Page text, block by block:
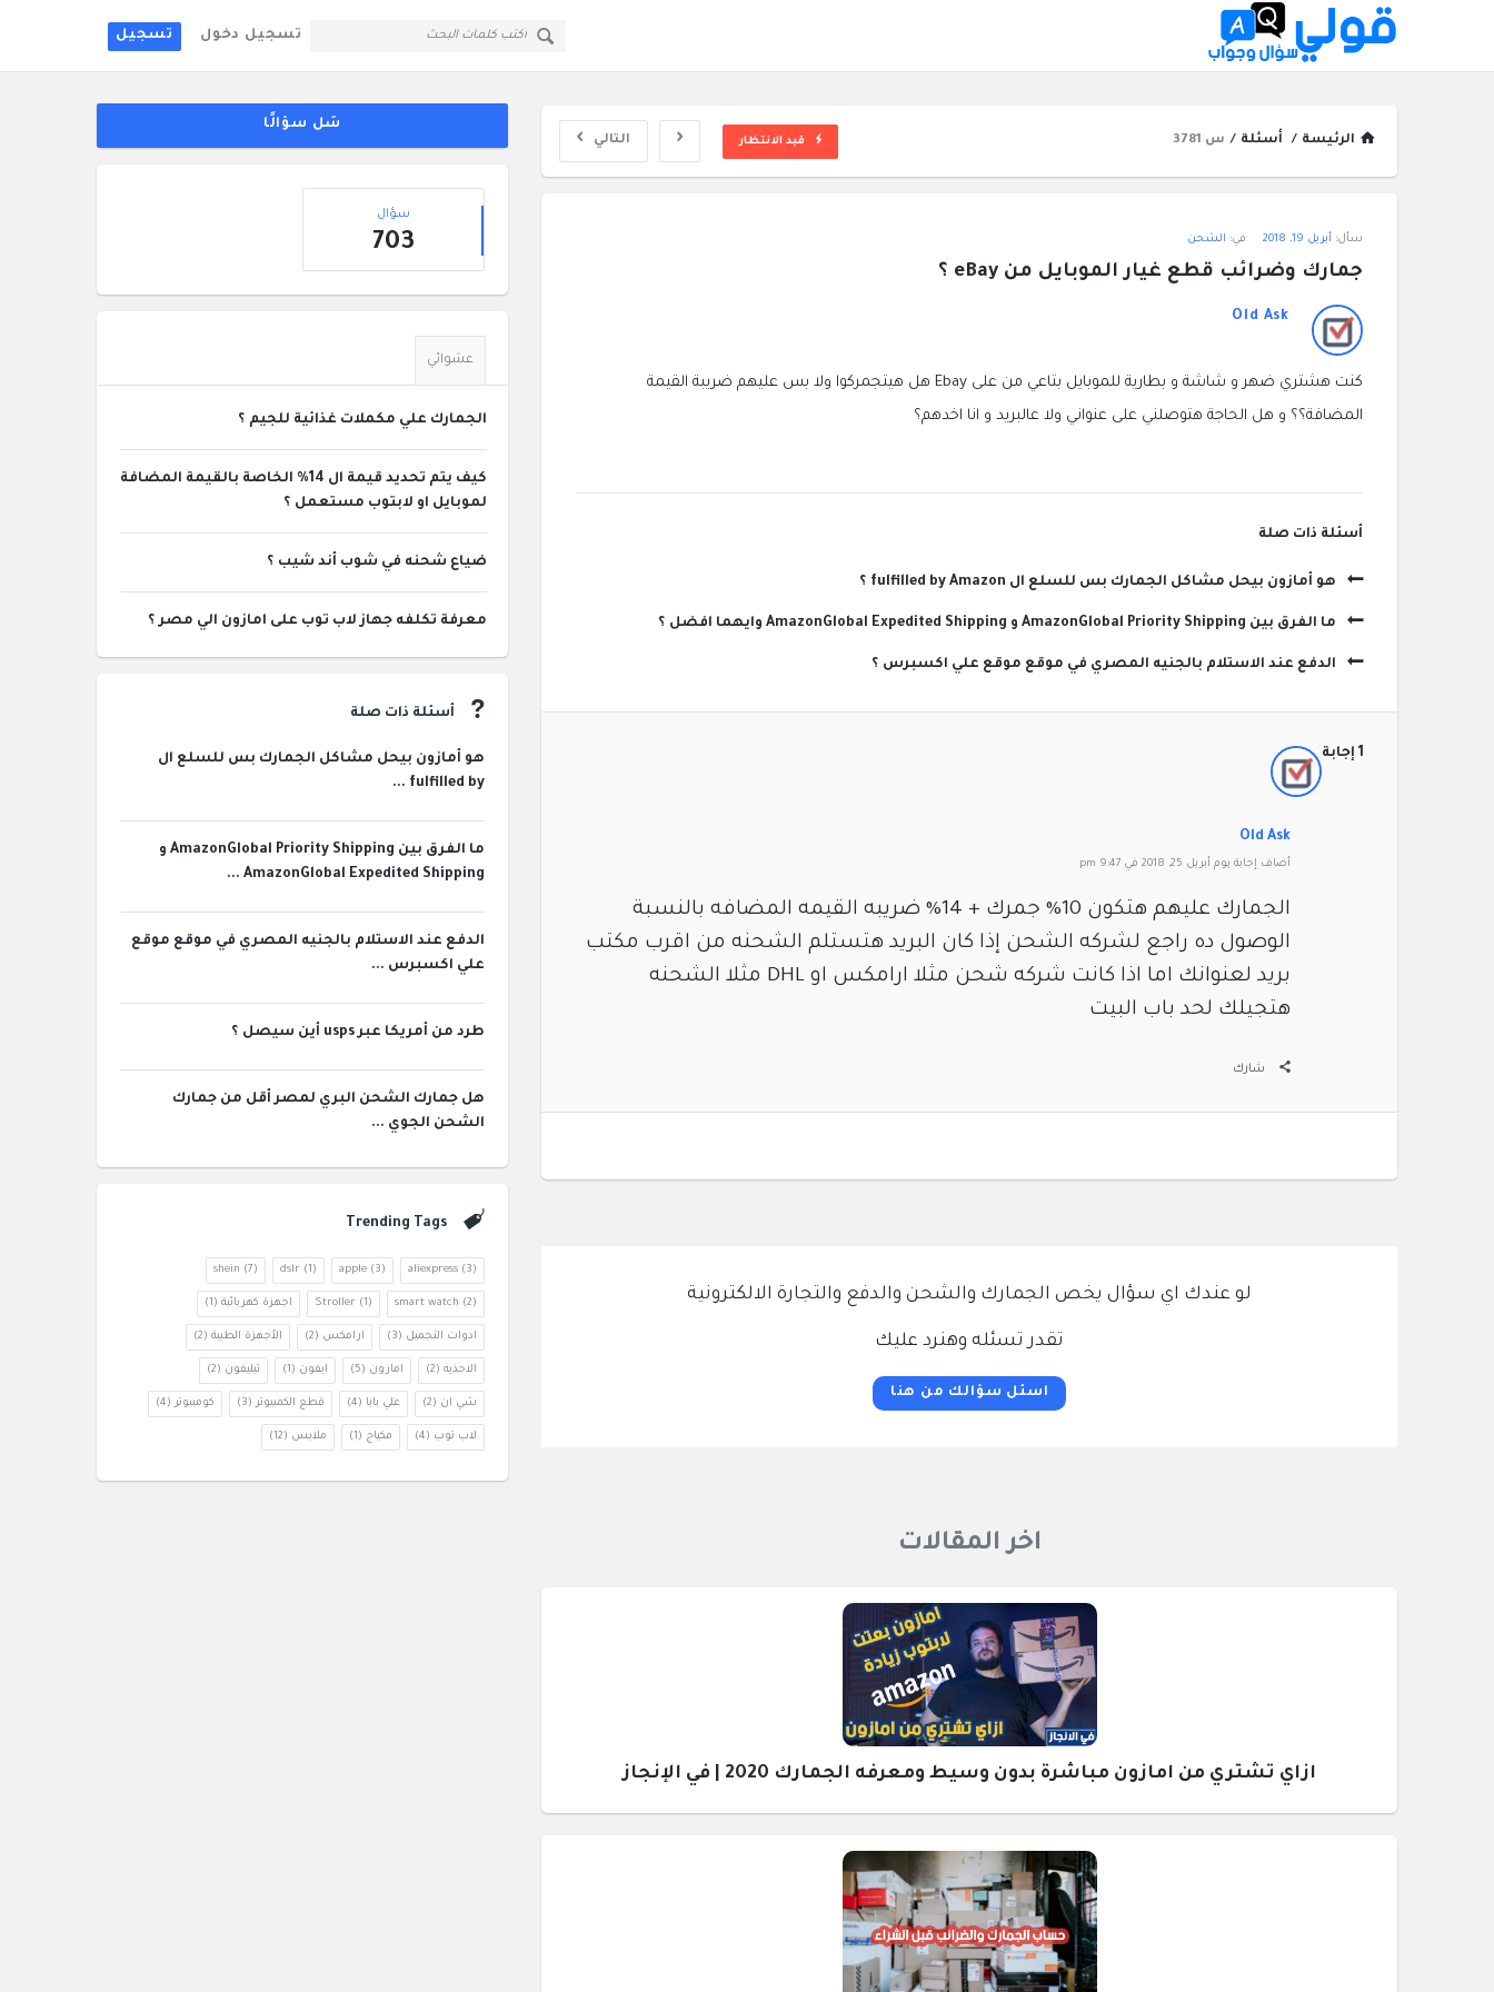
تسجيل دخول تسجيل
قولي
سؤال
وجواب
القائمة
الرئيسة / أسئلة / س 3781 التالي قيد الانتظار
سؤال
وجواب
الاحدث
أسئلة
سأل: أبريل 19, 2018 في: الشحن
جمارك وضرائب قطع غيار الموبايل من eBay ؟
Old Ask
كنت هشتري ضهر و شاشة و بطارية للموبايل بتاعي من على Ebay هل هيتجمركوا ولا بس عليهم ضريبة القيمة
المضافة؟؟ و هل الحاجة هتوصلني على عنواني ولا عالبريد و انا اخدهم؟
‫أسئلة ذات صلة
هو أمازون بيحل مشاكل الجمارك بس للسلع ال fulfilled by Amazon ؟
ما الفرق بين AmazonGlobal Priority Shipping و AmazonGlobal Expedited Shipping وايهما افضل ؟
الدفع عند الاستلام بالجنيه المصري في موقع موقع علي اكسبرس ؟
‫1 إجابة
Old Ask
‫أضاف ‫‫إجابة يوم أبريل 25, 2018 في 9:47 pm
الجمارك عليهم هتكون 10% جمرك + 14% ضريبه القيمه المضافه بالنسبة
الوصول ده راجع لشركه الشحن إذا كان البريد هتستلم الشحنه من اقرب مكتب
بريد لعنوانك اما اذا كانت شركه شحن مثلا ارامكس او DHL مثلا الشحنه
هتجيلك لحد باب البيت
شارك
لو عندك اي سؤال يخص الجمارك والشحن والدفع والتجارة الالكترونية
تقدر تسئله وهنرد عليك
اسئل سؤالك من هنا
اخر المقالات
ازاي تشتري من امازون مباشرة بدون وسيط ومعرفه الجمارك 2020 | في الإنجاز
سَل سؤالًا
إحصائيات
سؤال
703
عشوائي
الجمارك علي مكملات غذائية للجيم ؟
كيف يتم تحديد قيمة ال 14% الخاصة بالقيمة المضافة
لموبايل او لابتوب مستعمل ؟
ضياع شحنه في شوب أند شيب ؟
معرفة تكلفه جهاز لاب توب على امازون الي مصر ؟
أسئلة ذات صلة
هو أمازون بيحل مشاكل الجمارك بس للسلع ال
fulfilled by ...
ما الفرق بين AmazonGlobal Priority Shipping و
AmazonGlobal Expedited Shipping ...
الدفع عند الاستلام بالجنيه المصري في موقع موقع
علي اكسبرس ...
طرد من أمريكا عبر usps أين سيصل ؟
هل جمارك الشحن البري لمصر أقل من جمارك
الشحن الجوي ...
Trending Tags
aliexpress(3)
apple(3)
dslr (1)
shein (7)
smart watch (2)
Stroller (1) اجهزة كهربائية (1)
ادوات التجميل (3) ارامكس (2) الأجهزة الطبية (2)
الاحذيه (2) امازون (5) ايفون (1) تيليفون (2)
شي ان (2) علي بابا (4) قطع الكمبيوتر (3) كومبيوتر (4)
لاب توب (4) مكياج (1) ملابس (12)